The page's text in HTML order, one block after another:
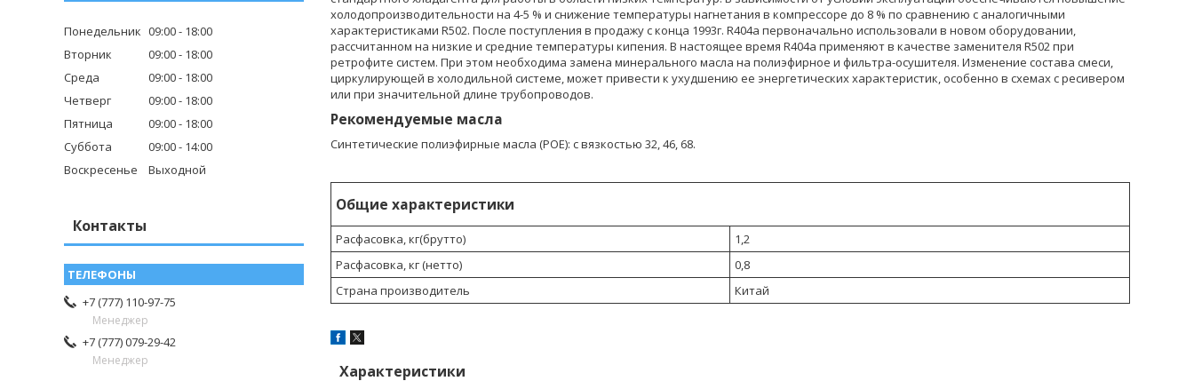
холодопроизводительности на 4-5 % и снижение температуры нагнетания в компрессоре до 8 % по сравнению с аналогичными
характеристиками R502. После поступления в продажу с конца 1993г. R404a первоначально использовали в новом оборудовании,
рассчитанном на низкие и средние температуры кипения. В настоящее время R404a применяют в качестве заменителя R502 при
ретрофите систем. При этом необходима замена минерального масла на полиэфирное и фильтра-осушителя. Изменение состава смеси,
циркулирующей в холодильной системе, может привести к ухудшению ее энергетических характеристик, особенно в схемах с ресивером
или при значительной длине трубопроводов.
Рекомендуемые масла
Синтетические полиэфирные масла (POE): с вязкостью 32, 46, 68.
Общие характеристики
Расфасовка, кг(брутто)
1,2
Расфасовка, кг (нетто)
0,8
Страна производитель
Китай
Характеристики
Понедельник 09:00
18:00
Вторник
09:00
18:00
Среда
09:00
18:00
Четверг
09:00
18:00
Пятница
09:00
18:00
Суббота
09:00
14:00
Воскресенье
Выходной
Контакты
+7 (777) 110-97-75
Менеджер
+7 (777) 079-29-42
Менеджер